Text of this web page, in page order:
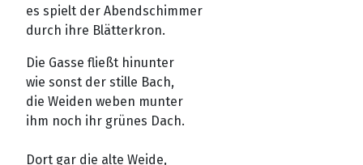
es spielt der Abendschimmer
durch ihre Blätterkron.
Die Gasse fließt hinunter
wie sonst der stille Bach,
die Weiden weben munter
ihm noch ihr grünes Dach.
Dort gar die alte Weide,